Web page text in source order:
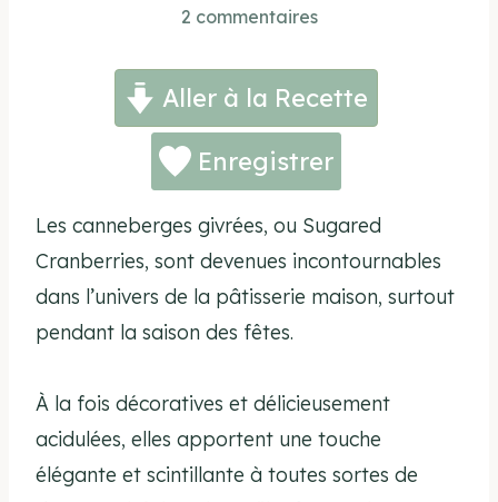
2 commentaires
Aller à la Recette
Enregistrer
Les canneberges givrées, ou Sugared
Cranberries, sont devenues incontournables
dans l’univers de la pâtisserie maison, surtout
pendant la saison des fêtes.
À la fois décoratives et délicieusement
acidulées, elles apportent une touche
élégante et scintillante à toutes sortes de